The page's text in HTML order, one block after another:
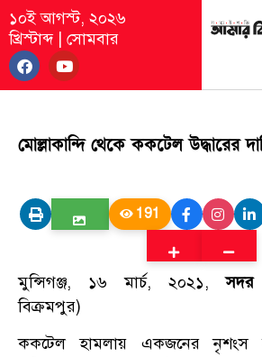
১০ই আগস্ট, ২০২৬
খ্রিস্টাব্দ| সোমবার
মোল্লাকান্দি থেকে ককটেল উদ্ধারের
191
মুন্সিগঞ্জ, ১৬ মার্চ, ২০২১,সদর
বিক্রমপুর)
ককটেল হামলায় একজনের নৃশংস